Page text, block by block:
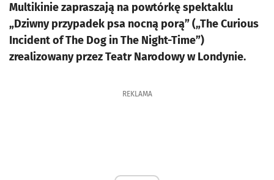
Multikinie zapraszają na powtórkę spektaklu
„Dziwny przypadek psa nocną porą” („The Curious
Incident of The Dog in The Night-Time”)
zrealizowany przez Teatr Narodowy w Londynie.
REKLAMA